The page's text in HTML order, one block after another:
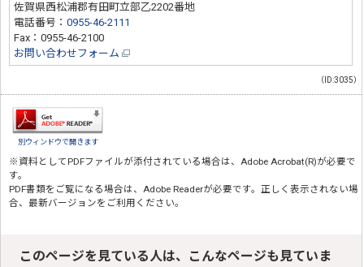
佐賀県西松浦郡有田町立部乙2202番地
電話番号：0955-46-2111
Fax：0955-46-2100
お問い合わせフォーム
（ID:3035）
別ウィンドウで開きます
※資料としてPDFファイルが添付されている場合は、 Adobe Acrobat(R)が必要で
す。
PDF書類をご覧になる場合は、 Adobe Readerが必要です。正しく表示されない場
合、最新バージョンをご利用ください。
このページを見ている人は、こんなページも見ていま